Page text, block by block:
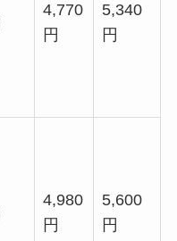
4,770
円
5,340
円
4,980
円
5,600
円